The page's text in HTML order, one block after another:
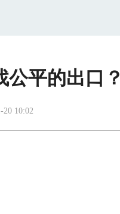
公平的出口？
20 10:02